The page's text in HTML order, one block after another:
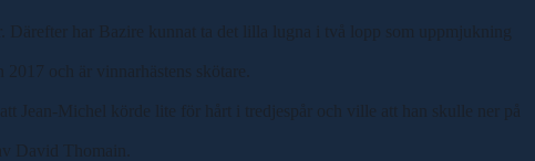
har Bazire kunnat ta det lilla lugna i två lopp som uppmjukning
och är vinnarhästens skötare.
Jean-Michel körde lite för hårt i tredjespår och ville att han skulle ner på
David Thomain.